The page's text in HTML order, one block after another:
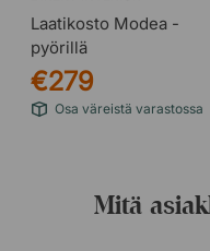
Laatikosto Modea -
pyörillä
€279
Osa väreistä varastossa
Mitä